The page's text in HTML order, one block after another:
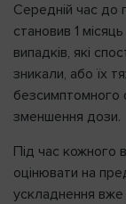
Середній час до
становив 1
випадків, які
зникали, або їх
безсимптомного
зменшення дози.
Під час кожного
оцінювати на
ускладнення вже